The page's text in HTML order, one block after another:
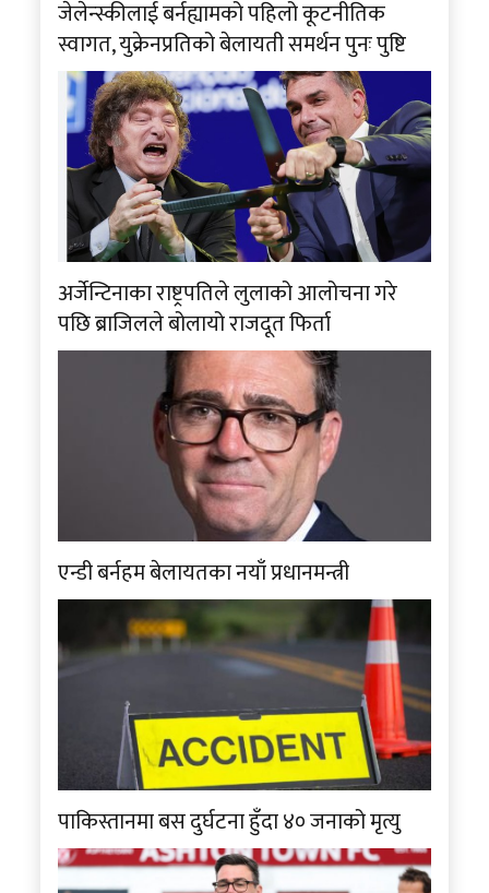
जेलेन्स्कीलाई बर्नह्यामको पहिलो कूटनीतिक
स्वागत, युक्रेनप्रतिको बेलायती समर्थन पुनः पुष्टि
अर्जेन्टिनाका राष्ट्रपतिले लुलाको आलोचना गरे
पछि ब्राजिलले बोलायो राजदूत फिर्ता
एन्डी बर्नहम बेलायतका नयाँ प्रधानमन्त्री
पाकिस्तानमा बस दुर्घटना हुँदा ४० जनाको मृत्यु